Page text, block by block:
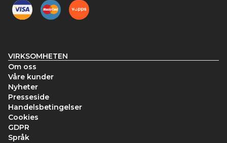
VIRKSOMHETEN
Om oss
Våre kunder
Nyheter
Presseside
Handelsbetingelser
Cookies
GDPR
Språk